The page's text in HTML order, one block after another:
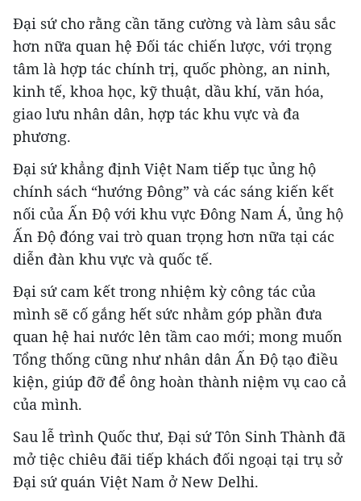
Đại sứ cho rằng cần tăng cường và làm sâu sắc
hơn nữa quan hệ Đối tác chiến lược, với trọng
tâm là hợp tác chính trị, quốc phòng, an ninh,
kinh tế, khoa học, kỹ thuật, dầu khí, văn hóa,
giao lưu nhân dân, hợp tác khu vực và đa
phương.
Đại sứ khẳng định Việt Nam tiếp tục ủng hộ
chính sách “hướng Đông” và các sáng kiến kết
nối của Ấn Độ với khu vực Đông Nam Á, ủng hộ
Ấn Độ đóng vai trò quan trọng hơn nữa tại các
diễn đàn khu vực và quốc tế.
Đại sứ cam kết trong nhiệm kỳ công tác của
mình sẽ cố gắng hết sức nhằm góp phần đưa
quan hệ hai nước lên tầm cao mới; mong muốn
Tổng thống cũng như nhân dân Ấn Độ tạo điều
kiện, giúp đỡ để ông hoàn thành niệm vụ cao cả
của mình.
Sau lễ trình Quốc thư, Đại sứ Tôn Sinh Thành đã
mở tiệc chiêu đãi tiếp khách đối ngoại tại trụ sở
Đại sứ quán Việt Nam ở New Delhi.